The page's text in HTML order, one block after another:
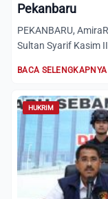
Pekanbaru
PEKANBARU,
Sultan Syarif Kasim
BACA SELENGKAPNYA
HUKRIM